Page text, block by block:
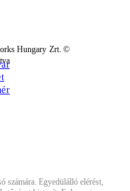
Hungary Zrt. ©
számára. Egyedülálló elérést,